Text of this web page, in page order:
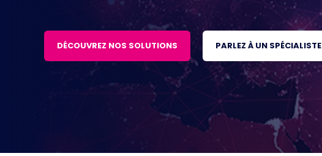
DÉCOUVREZ NOS SOLUTIONS PARLEZ À UN SPÉCIALISTE